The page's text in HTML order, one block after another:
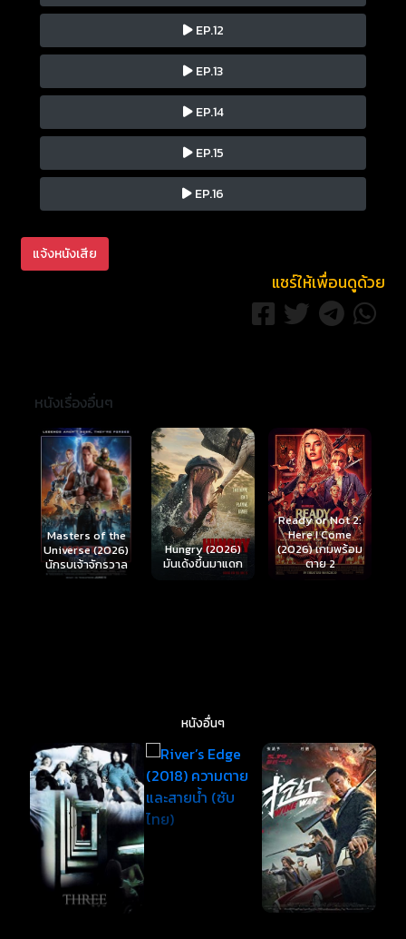
EP.12
EP.13
EP.14
EP.15
EP.16
แจ้งหนังเสีย
แชร์ให้เพื่อนดูด้วย
หนังเรื่องอื่นๆ
Masters of the
Universe (2026)
นักรบเจ้าจักรวาล
Hungry (2026)
มันเด้งขึ้นมาแดก
Ready or Not 2:
Here I Come
(2026) เกมพร้อม
ตาย 2
หนังอื่นๆ